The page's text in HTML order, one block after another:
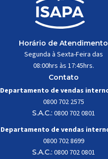
Horário de Atendimento
Segunda à Sexta-Feira das
08:00hrs às 17:45hrs.
Contato
Departamento de vendas
0800 702 2575
S.A.C.: 0800 702 0801
Departamento de vendas
0800 702 8699
S.A.C.: 0800 702 0801